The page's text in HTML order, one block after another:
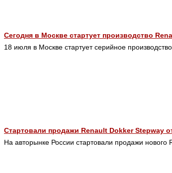
Сегодня в Москве стартует производство
18 июля в Москве стартует серийное
Стартовали продажи Renault Dokker Stepway
На авторынке России стартовали продажи нового